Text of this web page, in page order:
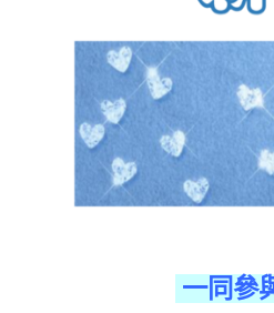
一同參